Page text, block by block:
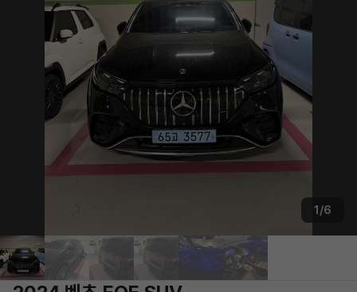
1/6